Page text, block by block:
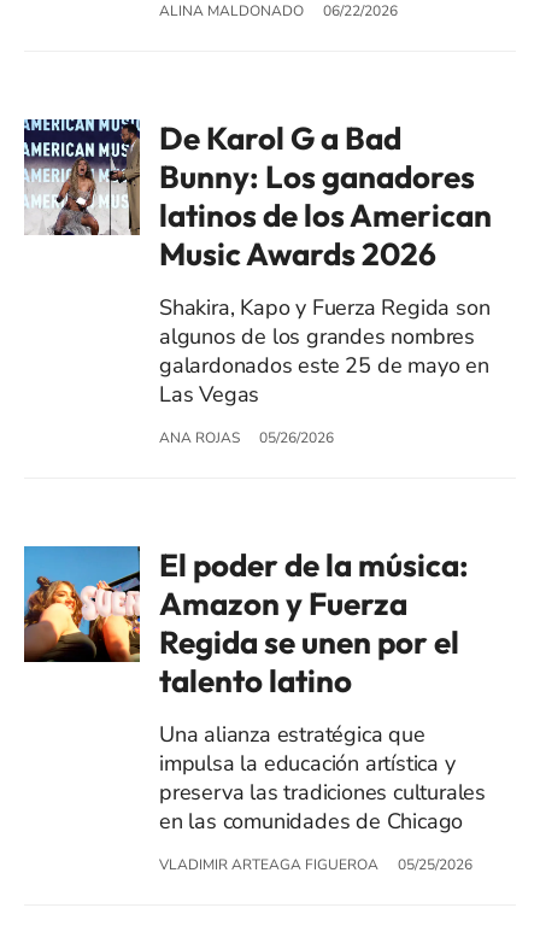
ALINA MALDONADO 06/22/2026
De Karol G a Bad
Bunny: Los ganadores
latinos de los American
Music Awards 2026
Shakira, Kapo y Fuerza Regida son
algunos de los grandes nombres
galardonados este 25 de mayo en
Las Vegas
ANA ROJAS 05/26/2026
El poder de la música:
Amazon y Fuerza
Regida se unen por el
talento latino
Una alianza estratégica que
impulsa la educación artística y
preserva las tradiciones culturales
en las comunidades de Chicago
VLADIMIR ARTEAGA FIGUEROA 05/25/2026